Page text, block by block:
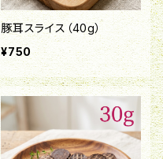
豚耳スライス（40g）
¥750